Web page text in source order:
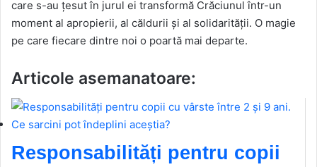
care s-au țesut în jurul ei transformă Crăciunul într-un
moment al apropierii, al căldurii și al solidarității. O magie
pe care fiecare dintre noi o poartă mai departe.
Articole asemanatoare:
Responsabilități pentru copii